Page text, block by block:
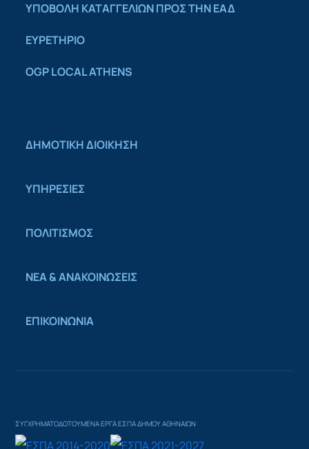
YΠΟΒΟΛΗ ΚΑΤΑΓΓΕΛΙΩΝ ΠΡΟΣ ΤΗΝ ΕΑΔ
ΕΥΡΕΤΗΡΙΟ
OGP LOCAL ATHENS
ΔΗΜΟΤΙΚΗ ΔΙΟΙΚΗΣΗ
ΥΠΗΡΕΣΙΕΣ
ΠΟΛΙΤΙΣΜΟΣ
ΝΕΑ & ΑΝΑΚΟΙΝΩΣΕΙΣ
ΕΠΙΚΟΙΝΩΝΙΑ
ΣΥΓΧΡΗΜΑΤΟΔΟΤΟΥΜΕΝΑ ΕΡΓΑ ΕΣΠΑ ΔΗΜΟΥ ΑΘΗΝΑΙΩΝ